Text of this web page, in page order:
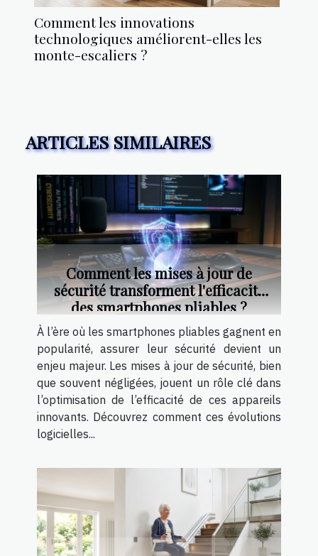
Comment les innovations
technologiques améliorent-elles les
monte-escaliers ?
ARTICLES SIMILAIRES
Comment les mises à jour de
sécurité transforment l'efficacité
des smartphones pliables ?
À l’ère où les smartphones pliables gagnent en
popularité, assurer leur sécurité devient un
enjeu majeur. Les mises à jour de sécurité, bien
que souvent négligées, jouent un rôle clé dans
l’optimisation de l’efficacité de ces appareils
innovants. Découvrez comment ces évolutions
logicielles...